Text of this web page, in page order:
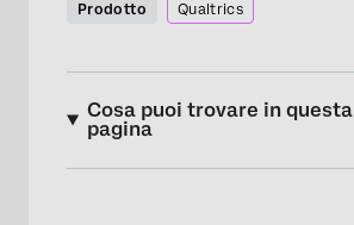
Prodotto Qualtrics
Cosa puoi trovare in questa
pagina